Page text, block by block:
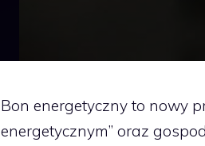
Bon energetyczny to nowy
energetycznym” oraz